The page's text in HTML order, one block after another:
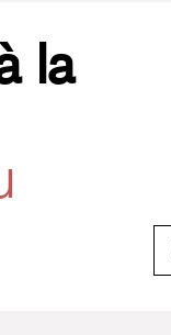
la